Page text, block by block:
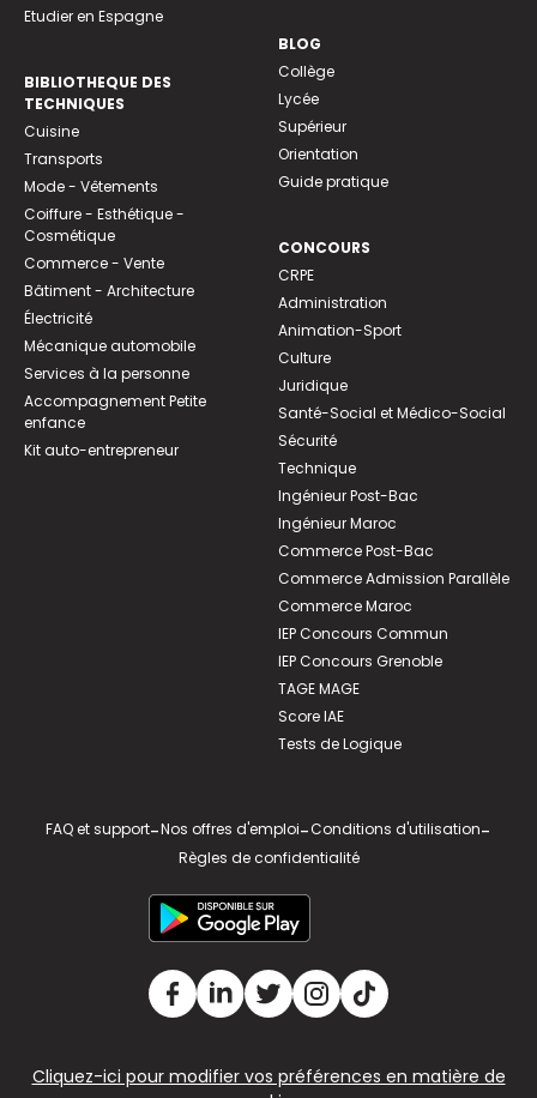
Etudier en Espagne
BIBLIOTHEQUE DES
TECHNIQUES
Cuisine
Transports
Mode - Vêtements
Coiffure - Esthétique -
Cosmétique
Commerce - Vente
Bâtiment - Architecture
Électricité
Mécanique automobile
Services à la personne
Accompagnement Petite
enfance
Kit auto-entrepreneur
BLOG
Collège
Lycée
Supérieur
Orientation
Guide pratique
CONCOURS
CRPE
Administration
Animation-Sport
Culture
Juridique
Santé-Social et Médico-Social
Sécurité
Technique
Ingénieur Post-Bac
Ingénieur Maroc
Commerce Post-Bac
Commerce Admission Parallèle
Commerce Maroc
IEP Concours Commun
IEP Concours Grenoble
TAGE MAGE
Score IAE
Tests de Logique
FAQ et support-Nos offres d'emploi-Conditions d'utilisation-
Règles de confidentialité
Cliquez-ici pour modifier vos préférences en matière de